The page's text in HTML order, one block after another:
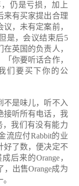
仍是亏损，加上
来有买家提出合理
，未有定案前，
是，会议结束后5
英国的负责人，
你要听话合作，
们要买下你的公
不是味儿，听不入
接听所有电话，我
，我们有没有能力
流应付Rabbit的业
好了数，便决定不
后来的Orange，
出售Orange成为